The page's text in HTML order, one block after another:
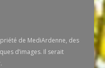
de MediArdenne, des
d’images. Il serait